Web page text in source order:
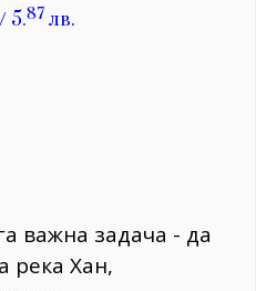
важна задача - да
река Хан,